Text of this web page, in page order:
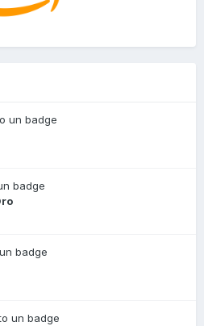
un badge
badge
badge
un badge